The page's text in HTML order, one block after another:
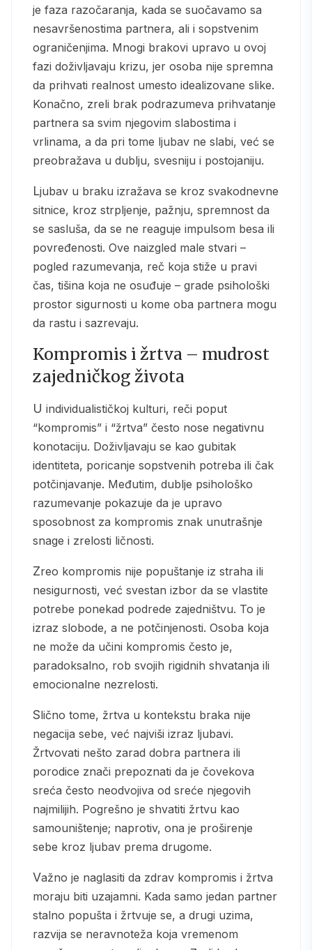
je faza razočaranja, kada se suočavamo sa
nesavršenostima partnera, ali i sopstvenim
ograničenjima. Mnogi brakovi upravo u ovoj
fazi doživljavaju krizu, jer osoba nije spremna
da prihvati realnost umesto idealizovane slike.
Konačno, zreli brak podrazumeva prihvatanje
partnera sa svim njegovim slabostima i
vrlinama, a da pri tome ljubav ne slabi, već se
preobražava u dublju, svesniju i postojaniju.
Ljubav u braku izražava se kroz svakodnevne
sitnice, kroz strpljenje, pažnju, spremnost da
se sasluša, da se ne reaguje impulsom besa ili
povređenosti. Ove naizgled male stvari –
pogled razumevanja, reč koja stiže u pravi
čas, tišina koja ne osuđuje – grade psihološki
prostor sigurnosti u kome oba partnera mogu
da rastu i sazrevaju.
Kompromis i žrtva – mudrost
zajedničkog života
U individualističkoj kulturi, reči poput
“kompromis” i “žrtva” često nose negativnu
konotaciju. Doživljavaju se kao gubitak
identiteta, poricanje sopstvenih potreba ili čak
potčinjavanje. Međutim, dublje psihološko
razumevanje pokazuje da je upravo
sposobnost za kompromis znak unutrašnje
snage i zrelosti ličnosti.
Zreo kompromis nije popuštanje iz straha ili
nesigurnosti, već svestan izbor da se vlastite
potrebe ponekad podrede zajedništvu. To je
izraz slobode, a ne potčinjenosti. Osoba koja
ne može da učini kompromis često je,
paradoksalno, rob svojih rigidnih shvatanja ili
emocionalne nezrelosti.
Slično tome, žrtva u kontekstu braka nije
negacija sebe, već najviši izraz ljubavi.
Žrtvovati nešto zarad dobra partnera ili
porodice znači prepoznati da je čovekova
sreća često neodvojiva od sreće njegovih
najmilijih. Pogrešno je shvatiti žrtvu kao
samouništenje; naprotiv, ona je proširenje
sebe kroz ljubav prema drugome.
Važno je naglasiti da zdrav kompromis i žrtva
moraju biti uzajamni. Kada samo jedan partner
stalno popušta i žrtvuje se, a drugi uzima,
razvija se neravnoteža koja vremenom